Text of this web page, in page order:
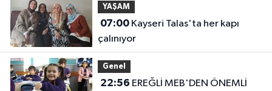
YAŞAM
07:00Kayseri Talas'ta her kapı
çalınıyor
Genel
22:56